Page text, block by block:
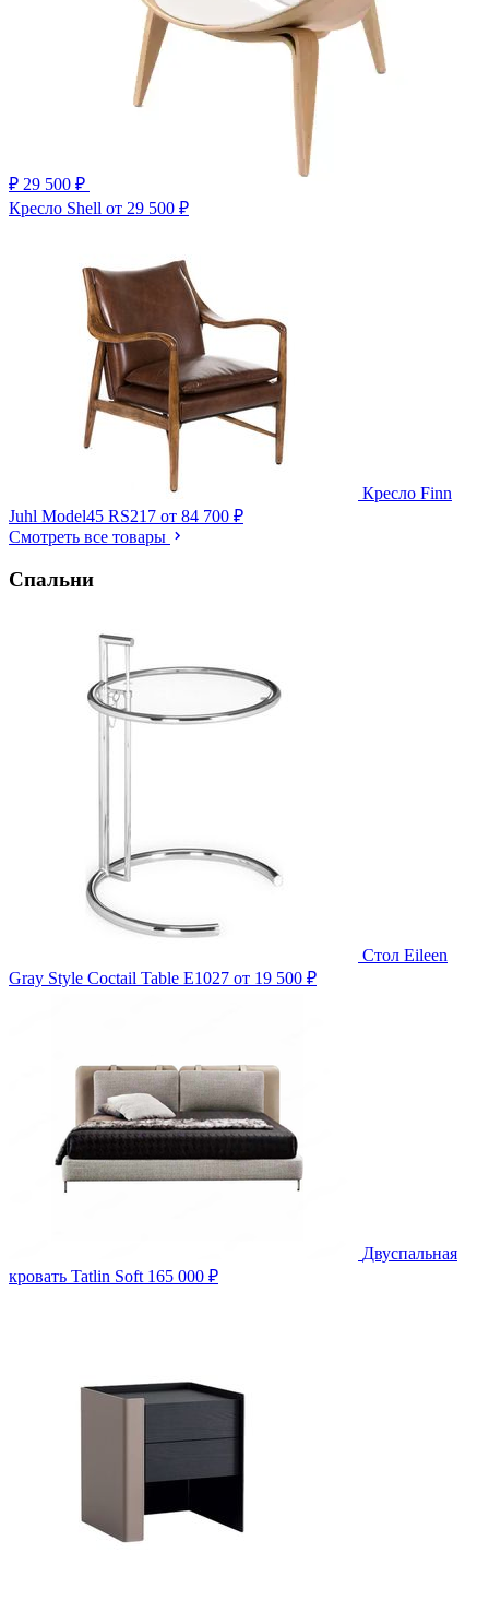
₽ 29 500 ₽
Кресло Shell от 29 500 ₽
Кресло Finn
Juhl Model45 RS217 от 84 700 ₽
Смотреть все товары
Спальни
Стол Eileen
Gray Style Coctail Table E1027 от 19 500 ₽
Двуспальная
кровать Tatlin Soft 165 000 ₽